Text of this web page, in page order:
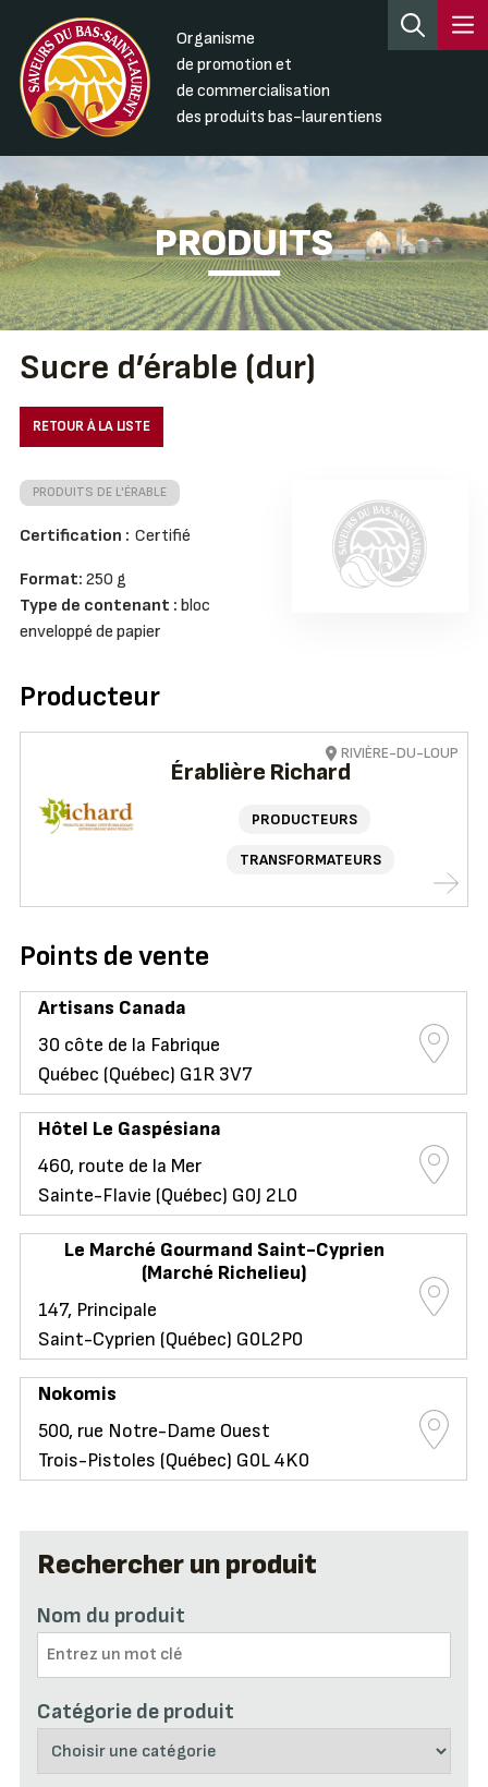
Organisme
de promotion et
de commercialisation
des produits bas-laurentiens
PRODUITS
Rechercher un produit
Nom du produit
Catégorie de produit
Sucre d’érable (dur)
RETOUR À LA LISTE
PRODUITS DE L'ÉRABLE
Certification : Certifié
Format: 250 g
Type de contenant : bloc
enveloppé de papier
Producteur
Érablière Richard
PRODUCTEURS
TRANSFORMATEURS
RIVIÈRE-DU-LOUP
Points de vente
Artisans Canada
30 côte de la Fabrique
Québec (Québec) G1R 3V7
Hôtel Le Gaspésiana
460, route de la Mer
Sainte-Flavie (Québec) G0J 2L0
Le Marché Gourmand Saint-Cyprien
(Marché Richelieu)
147, Principale
Saint-Cyprien (Québec) G0L2P0
Nokomis
500, rue Notre-Dame Ouest
Trois-Pistoles (Québec) G0L 4K0